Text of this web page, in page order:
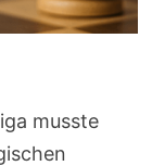
musste